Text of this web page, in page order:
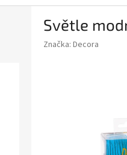
Světle
Značka: Decora